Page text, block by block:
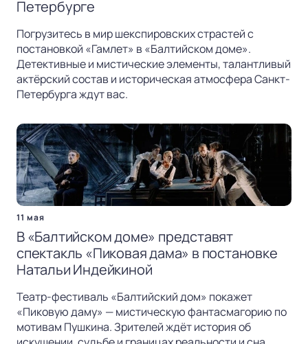
Петербурге
Погрузитесь в мир шекспировских страстей с
постановкой «Гамлет» в «Балтийском доме».
Детективные и мистические элементы, талантливый
актёрский состав и историческая атмосфера Санкт-
Петербурга ждут вас.
11 мая
В «Балтийском доме» представят
спектакль «Пиковая дама» в постановке
Натальи Индейкиной
Театр-фестиваль «Балтийский дом» покажет
«Пиковую даму» — мистическую фантасмагорию по
мотивам Пушкина. Зрителей ждёт история об